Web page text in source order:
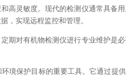
灵敏度。现代的检测仪通常具备
，实现远程监控和管理。
对有机物检测仪进行专业维护是
保护目标的重要工具。它通过提